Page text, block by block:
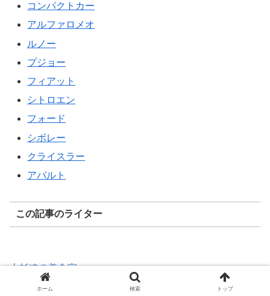
コンパクトカー
アルファロメオ
ルノー
プジョー
フィアット
シトロエン
フォード
シボレー
クライスラー
アバルト
この記事のライター
上杉遼＠美食家
ホーム 検索 トップ